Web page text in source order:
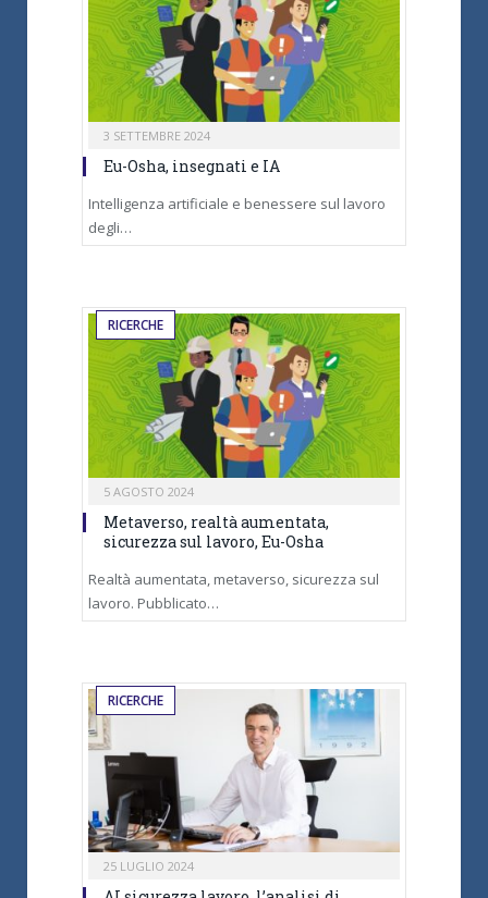
3 SETTEMBRE 2024
Eu-Osha, insegnati e IA
Intelligenza artificiale e benessere sul lavoro
degli…
RICERCHE
5 AGOSTO 2024
Metaverso, realtà aumentata,
sicurezza sul lavoro, Eu-Osha
Realtà aumentata, metaverso, sicurezza sul
lavoro. Pubblicato…
RICERCHE
25 LUGLIO 2024